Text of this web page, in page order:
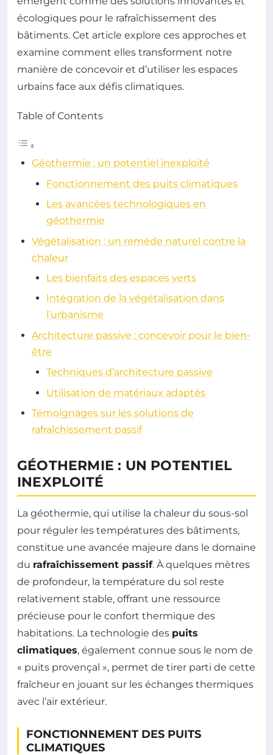
écologiques pour le rafraîchissement des
bâtiments. Cet article explore ces approches et
examine comment elles transforment notre
manière de concevoir et d’utiliser les espaces
urbains face aux défis climatiques.
Table of Contents
Géothermie : un potentiel inexploité
Fonctionnement des puits climatiques
Les avancées technologiques en
géothermie
Végétalisation : un remède naturel contre la
chaleur
Les bienfaits des espaces verts
Intégration de la végétalisation dans
l’urbanisme
Architecture passive : concevoir pour le bien-
être
Techniques d’architecture passive
Utilisation de matériaux adaptés
Témoignages sur les solutions de
rafraîchissement passif
GÉOTHERMIE : UN POTENTIEL
INEXPLOITÉ
La géothermie, qui utilise la chaleur du sous-sol
pour réguler les températures des bâtiments,
constitue une avancée majeure dans le domaine
du rafraîchissement passif. À quelques mètres
de profondeur, la température du sol reste
relativement stable, offrant une ressource
précieuse pour le confort thermique des
habitations. La technologie des puits
climatiques, également connue sous le nom de
« puits provençal », permet de tirer parti de cette
fraîcheur en jouant sur les échanges thermiques
avec l’air extérieur.
FONCTIONNEMENT DES PUITS
CLIMATIQUES